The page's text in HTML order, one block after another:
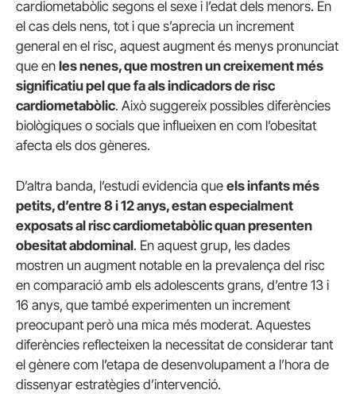
cardiometabòlic segons el sexe i l’edat dels menors. En
el cas dels nens, tot i que s’aprecia un increment
general en el risc, aquest augment és menys pronunciat
que en les nenes, que mostren un creixement més
significatiu pel que fa als indicadors de risc
cardiometabòlic. Això suggereix possibles diferències
biològiques o socials que influeixen en com l’obesitat
afecta els dos gèneres.
D’altra banda, l’estudi evidencia que els infants més
petits, d’entre 8 i 12 anys, estan especialment
exposats al risc cardiometabòlic quan presenten
obesitat abdominal. En aquest grup, les dades
mostren un augment notable en la prevalença del risc
en comparació amb els adolescents grans, d’entre 13 i
16 anys, que també experimenten un increment
preocupant però una mica més moderat. Aquestes
diferències reflecteixen la necessitat de considerar tant
el gènere com l’etapa de desenvolupament a l’hora de
dissenyar estratègies d’intervenció.